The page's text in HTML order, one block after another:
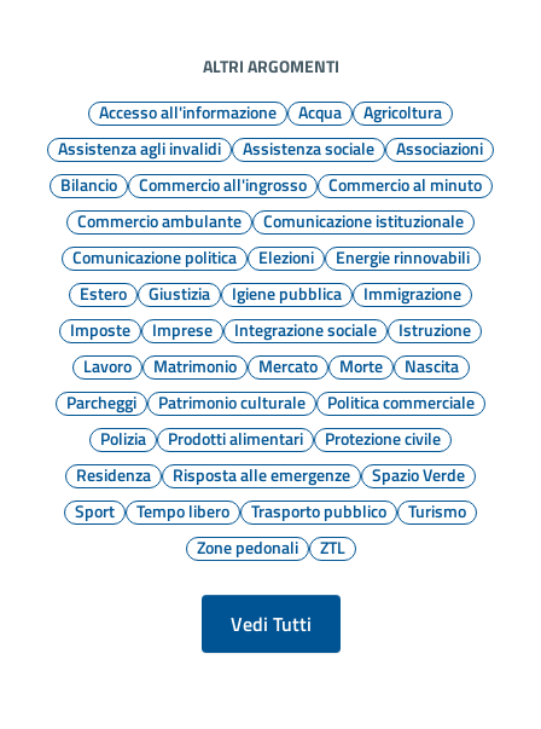
ALTRI ARGOMENTI
Accesso all'informazione
Acqua
Agricoltura
Assistenza agli invalidi
Assistenza sociale
Associazioni
Bilancio
Commercio all'ingrosso
Commercio al minuto
Commercio ambulante
Comunicazione istituzionale
Comunicazione politica
Elezioni
Energie rinnovabili
Estero
Giustizia Igiene pubblica
Immigrazione
Imposte
Imprese Integrazione sociale
Istruzione
Lavoro
Matrimonio Mercato Morte
Nascita
Parcheggi
Patrimonio culturale
Politica commerciale
Polizia
Prodotti alimentari
Protezione civile
Residenza
Risposta alle emergenze
Spazio Verde
Sport
Tempo libero Trasporto pubblico
Turismo
Zone pedonali
ZTL
Vedi Tutti